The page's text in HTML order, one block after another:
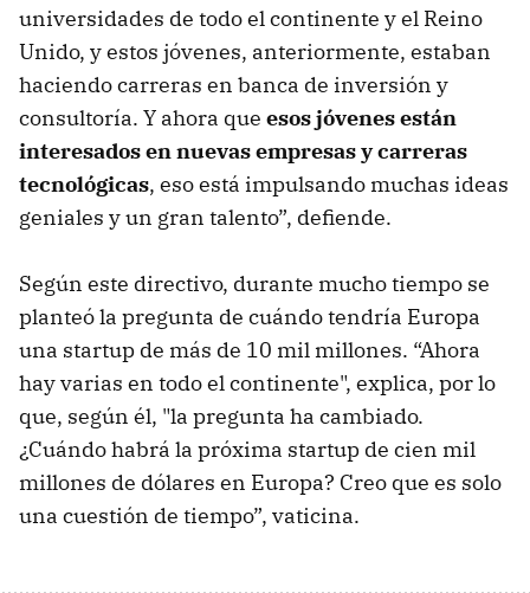
universidades de todo el continente y el Reino
Unido, y estos jóvenes, anteriormente, estaban
haciendo carreras en banca de inversión y
consultoría. Y ahora que esos jóvenes están
interesados en nuevas empresas y carreras
tecnológicas, eso está impulsando muchas ideas
geniales y un gran talento”, defiende.
Según este directivo, durante mucho tiempo se
planteó la pregunta de cuándo tendría Europa
una startup de más de 10 mil millones. “Ahora
hay varias en todo el continente", explica, por lo
que, según él, "la pregunta ha cambiado.
¿Cuándo habrá la próxima startup de cien mil
millones de dólares en Europa? Creo que es solo
una cuestión de tiempo”, vaticina.